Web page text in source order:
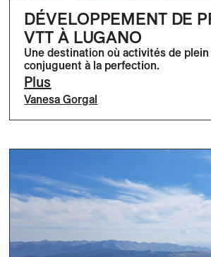
DÉVELOPPEMENT DE
VTT À LUGANO
Une destination où activités de
conjuguent à la perfection.
Plus
Vanesa Gorgal